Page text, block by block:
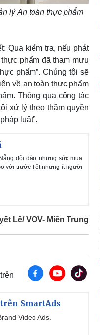
lý An toàn thực phẩm
Qua kiểm tra, nếu phát
phẩm đã tham mưu
phẩm”. Chúng tôi sẽ
về an toàn thực phẩm
Thông qua công tác
xử lý theo thầm quyền
luật”.
dồi dào nhưng sức mua
với trước Tết nhưng ít người
Lê/ VOV- Miền Trung
SmartAds
Video Ads.